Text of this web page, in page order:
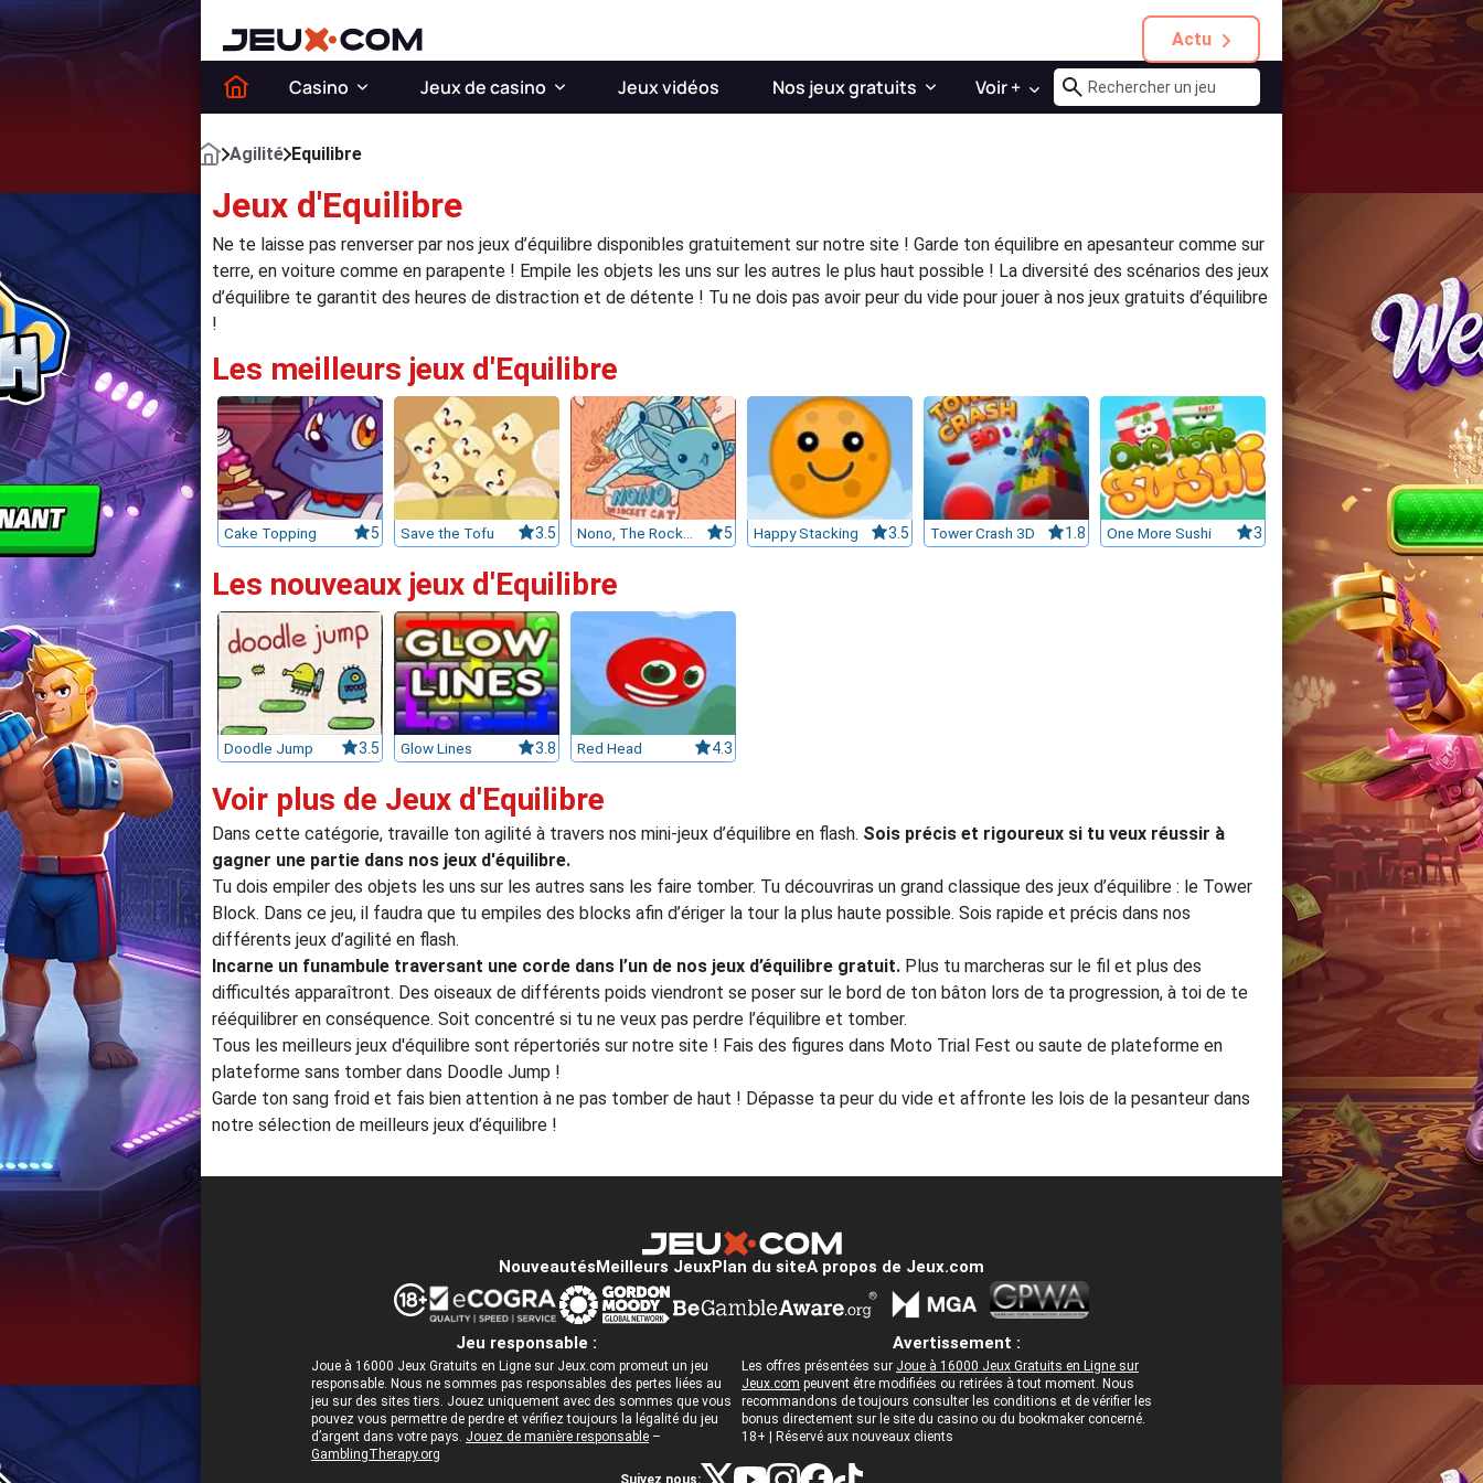
Actu
Casino Jeux de casino Jeux vidéos Nos jeux gratuits Voir +
Agilité Equilibre
Jeux d'Equilibre
Ne te laisse pas renverser par nos jeux d’équilibre disponibles gratuitement sur notre site ! Garde ton équilibre en apesanteur comme sur
terre, en voiture comme en parapente ! Empile les objets les uns sur les autres le plus haut possible ! La diversité des scénarios des jeux
d’équilibre te garantit des heures de distraction et de détente ! Tu ne dois pas avoir peur du vide pour jouer à nos jeux gratuits d’équilibre
!
Les meilleurs jeux d'Equilibre
Cake Topping 5 Save the Tofu 3.5 Nono, The Rocket cat 5 Happy Stacking 3.5 Tower Crash 3D 1.8 One More Sushi 3
Les nouveaux jeux d'Equilibre
Doodle Jump 3.5 Glow Lines 3.8 Red Head 4.3
Voir plus de Jeux d'Equilibre
Dans cette catégorie, travaille ton agilité à travers nos mini-jeux d’équilibre en flash. Sois précis et rigoureux si tu veux réussir à
gagner une partie dans nos jeux d'équilibre.
Tu dois empiler des objets les uns sur les autres sans les faire tomber. Tu découvriras un grand classique des jeux d’équilibre : le Tower
Block. Dans ce jeu, il faudra que tu empiles des blocks afin d’ériger la tour la plus haute possible. Sois rapide et précis dans nos
différents jeux d’agilité en flash.
Incarne un funambule traversant une corde dans l’un de nos jeux d’équilibre gratuit. Plus tu marcheras sur le fil et plus des
difficultés apparaîtront. Des oiseaux de différents poids viendront se poser sur le bord de ton bâton lors de ta progression, à toi de te
rééquilibrer en conséquence. Soit concentré si tu ne veux pas perdre l’équilibre et tomber.
Tous les meilleurs jeux d'équilibre sont répertoriés sur notre site ! Fais des figures dans Moto Trial Fest ou saute de plateforme en
plateforme sans tomber dans Doodle Jump !
Garde ton sang froid et fais bien attention à ne pas tomber de haut ! Dépasse ta peur du vide et affronte les lois de la pesanteur dans
notre sélection de meilleurs jeux d’équilibre !
Nouveautés Meilleurs JeuxPlan du siteA propos de Jeux.com
Jeu responsable :
Joue à 16000 Jeux Gratuits en Ligne sur Jeux.com promeut un jeu
responsable. Nous ne sommes pas responsables des pertes liées au
jeu sur des sites tiers. Jouez uniquement avec des sommes que vous
pouvez vous permettre de perdre et vérifiez toujours la légalité du jeu
d’argent dans votre pays. Jouez de manière responsable –
GamblingTherapy.org
Avertissement :
Les offres présentées sur Joue à 16000 Jeux Gratuits en Ligne sur
Jeux.com peuvent être modifiées ou retirées à tout moment. Nous
recommandons de toujours consulter les conditions et de vérifier les
bonus directement sur le site du casino ou du bookmaker concerné.
18+ | Réservé aux nouveaux clients